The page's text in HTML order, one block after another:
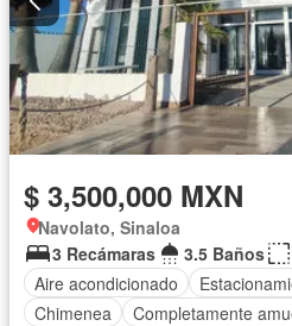
$ 3,500,000 MXN
Navolato, Sinaloa
3 Recámaras
3.5 Baños
Aire acondicionado
Chimenea
Completamente